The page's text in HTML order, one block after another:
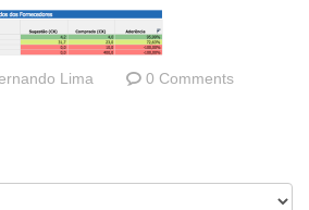
Lima 0 Comments